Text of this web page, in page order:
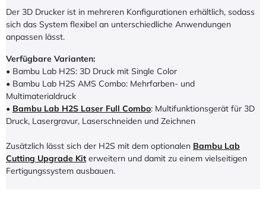
Der 3D Drucker ist in mehreren Konfigurationen erhältlich, sodass
sich das System flexibel an unterschiedliche Anwendungen
anpassen lässt.
Verfügbare Varianten:
• Bambu Lab H2S: 3D Druck mit Single Color
• Bambu Lab H2S AMS Combo: Mehrfarben- und
Multimaterialdruck
• Bambu Lab H2S Laser Full Combo: Multifunktionsgerät für 3D
Druck, Lasergravur, Laserschneiden und Zeichnen
Zusätzlich lässt sich der H2S mit dem optionalen Bambu Lab
Cutting Upgrade Kit erweitern und damit zu einem vielseitigen
Fertigungssystem ausbauen.